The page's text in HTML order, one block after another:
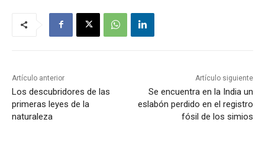
Artículo anterior
Los descubridores de las
primeras leyes de la
naturaleza
Artículo siguiente
Se encuentra en la India un
eslabón perdido en el registro
fósil de los simios